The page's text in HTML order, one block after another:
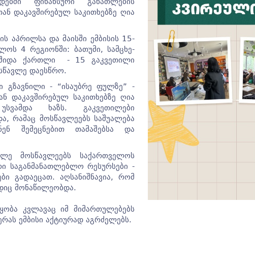
დაკავშირებულ საკითხებზე ღია
აპრილსა და მაისში ემბისის 15-
4 რეგიონში: ბათუმი, სამცხე-
ქართლი - 15 გაკვეთილი
დაესწრო.
გზავნილი - “ისაუბრე ფულზე” -
დაკავშირებულ საკითხებზე ღია
ხაზს. გაკვეთილები
რამაც მოსწავლეებს საშუალება
შემეცნებით თამაშებსა და
მოსწავლეებს საქართველოს
საგანმანათლებლო რესურსები -
გადაეცათ. აღსანიშნავია, რომ
მონაწილეობდა.
კვლავაც იმ მიმართულებებს
ემბისი აქტიურად აგრძელებს.